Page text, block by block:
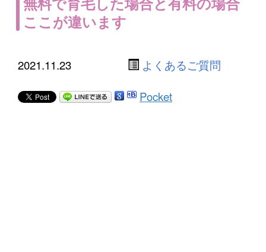
ここが違います
2021.11.23 よくあるご質問
Pocket